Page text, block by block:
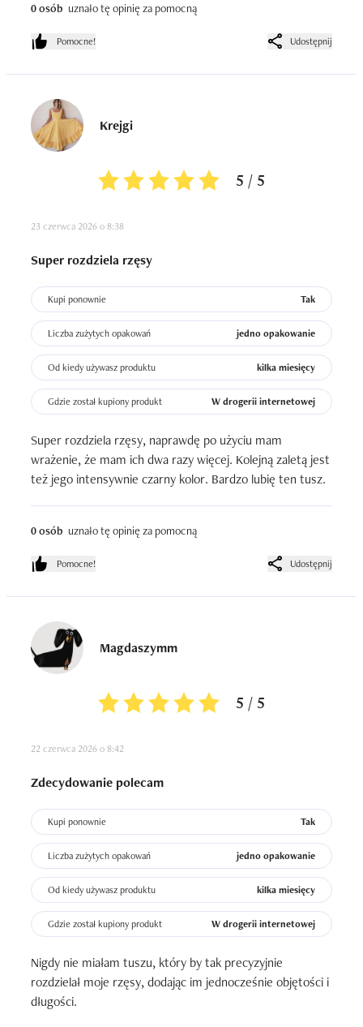
0 osób uznało tę opinię za pomocną
Pomocne! Udostępnij
Krejgi
5 / 5
23 czerwca 2026 o 8:38
Super rozdziela rzęsy
Kupi ponownie Tak
Liczba zużytych opakowań jedno opakowanie
Od kiedy używasz produktu kilka miesięcy
Gdzie został kupiony produkt W drogerii internetowej
Super rozdziela rzęsy, naprawdę po użyciu mam
wrażenie, że mam ich dwa razy więcej. Kolejną zaletą jest
też jego intensywnie czarny kolor. Bardzo lubię ten tusz.
0 osób uznało tę opinię za pomocną
Pomocne! Udostępnij
Magdaszymm
5 / 5
22 czerwca 2026 o 8:42
Zdecydowanie polecam
Kupi ponownie Tak
Liczba zużytych opakowań jedno opakowanie
Od kiedy używasz produktu kilka miesięcy
Gdzie został kupiony produkt W drogerii internetowej
Nigdy nie miałam tuszu, który by tak precyzyjnie
rozdzielał moje rzęsy, dodając im jednocześnie objętości i
długości.